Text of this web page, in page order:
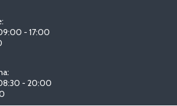
- 17:00
- 20:00